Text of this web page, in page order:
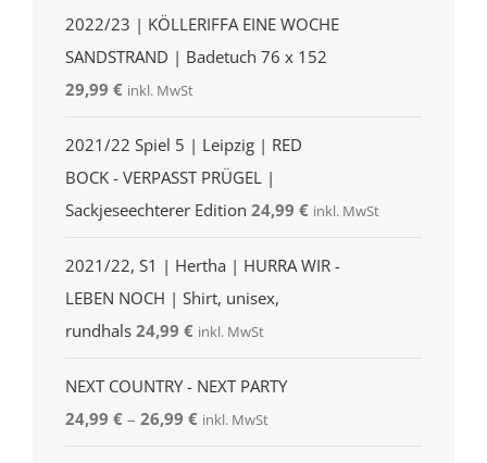
2022/23 | KÖLLERIFFA EINE WOCHE
SANDSTRAND | Badetuch 76 x 152
29,99 € inkl. MwSt
2021/22 Spiel 5 | Leipzig | RED
BOCK - VERPASST PRÜGEL |
Sackjeseechterer Edition 24,99 € inkl. MwSt
2021/22, S1 | Hertha | HURRA WIR -
LEBEN NOCH | Shirt, unisex,
rundhals 24,99 € inkl. MwSt
NEXT COUNTRY - NEXT PARTY
24,99 € – 26,99 € inkl. MwSt